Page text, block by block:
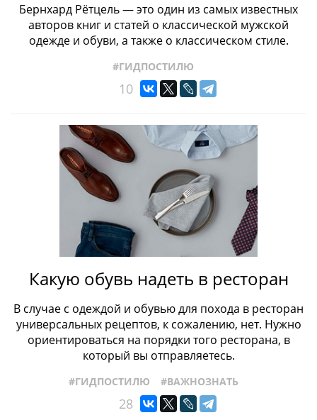
Бернхард Рётцель — это один из самых известных
авторов книг и статей о классической мужской
одежде и обуви, а также о классическом стиле.
#ГИДПОСТИЛЮ
10
Какую обувь надеть в ресторан
В случае с одеждой и обувью для похода в ресторан
универсальных рецептов, к сожалению, нет. Нужно
ориентироваться на порядки того ресторана, в
который вы отправляетесь.
#ГИДПОСТИЛЮ #ВАЖНОЗНАТЬ
28